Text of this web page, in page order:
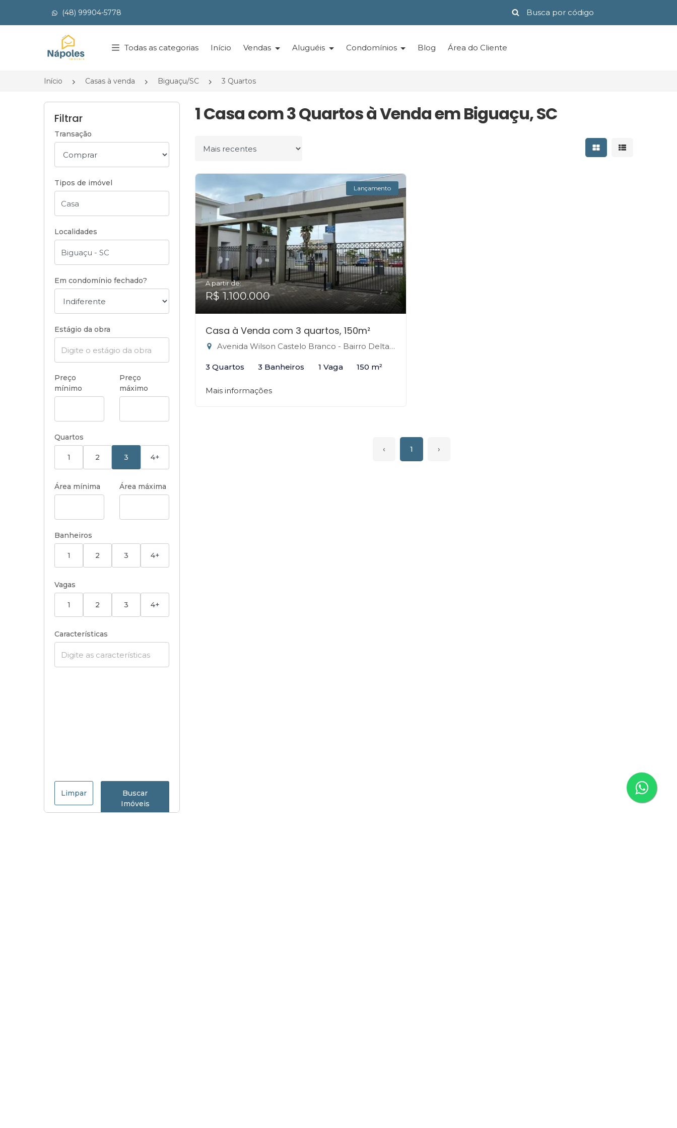
(48) 99904-5778
Página inicial
Todas as categorias Início Vendas Aluguéis Condomínios Blog Área do Cliente
Início Casas à venda Biguaçu/SC 3 Quartos
Filtrar
Transação
Tipos de imóvel
Localidades
Em condomínio fechado?
Estágio da obra
Preço
mínimo
Preço
máximo
Quartos
1 2 3 4+
Área mínima Área máxima
Banheiros
1 2 3 4+
Vagas
1 2 3 4+
Características
Limpar
Buscar
Imóveis
1 Casa com 3 Quartos à Venda em Biguaçu, SC
Ordenar por Mostrar resultados
Mostrar
Lançamento
A partir de:
R$ 1.100.000
Casa à Venda com 3 quartos, 150m²
Avenida Wilson Castelo Branco - Bairro Deltaville, Biguaçu-SC
3 Quartos 3 Banheiros 1 Vaga 150 m²
Mais informações
‹ 1 ›